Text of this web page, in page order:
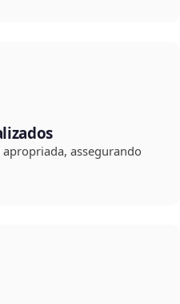
assegurando